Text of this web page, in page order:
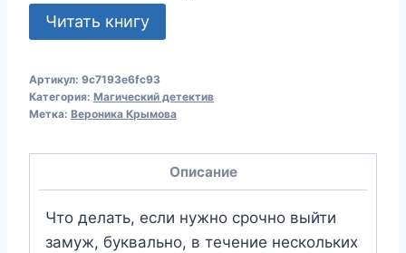
Читать книгу
Артикул: 9c7193e6fc93
Категория: Магический детектив
Метка: Вероника Крымова
Описание
Что делать, если нужно срочно выйти
замуж, буквально, в течение нескольких